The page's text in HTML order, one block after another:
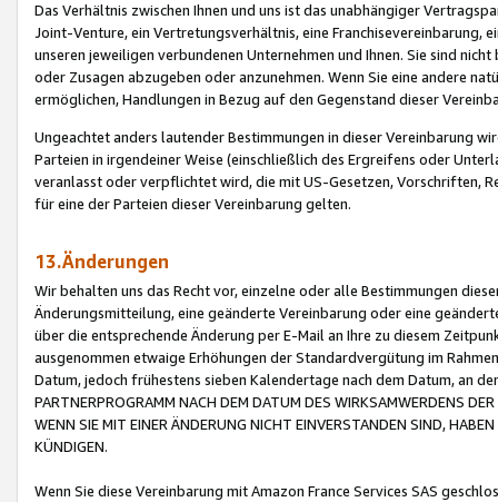
Das Verhältnis zwischen Ihnen und uns ist das unabhängiger
Joint-Venture, ein Vertretungsverhältnis, eine Franchisevereinbarung,
unseren jeweiligen verbundenen Unternehmen und Ihnen. Sie sind
oder Zusagen abzugeben oder anzunehmen. Wenn Sie eine andere
ermöglichen, Handlungen in Bezug auf den Gegenstand dieser
Ungeachtet anders lautender Bestimmungen in dieser Vereinbarung
Parteien in irgendeiner Weise (einschließlich des Ergreifens oder
veranlasst oder verpflichtet wird, die mit US-Gesetzen, Vorschriften,
für eine der Parteien dieser Vereinbarung gelten.
13.Änderungen
Wir behalten uns das Recht vor, einzelne oder alle Bestimmungen
Änderungsmitteilung, eine geänderte Vereinbarung oder eine
über die entsprechende Änderung per E-Mail an Ihre zu diesem
ausgenommen etwaige Erhöhungen der Standardvergütung im
Datum, jedoch frühestens sieben Kalendertage nach dem Datum, an
PARTNERPROGRAMM NACH DEM DATUM DES WIRKSAMWERDENS
WENN SIE MIT EINER ÄNDERUNG NICHT EINVERSTANDEN SIND,
KÜNDIGEN.
Wenn Sie diese Vereinbarung mit Amazon France Services SAS